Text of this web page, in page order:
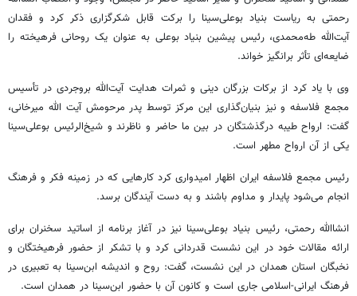
رحمتی به ریاست بنیاد بوعلی‌سینا را برکت قابل شکرگزاری ذکر کرد و فقدان
آیت‌الله طه‌محمدی، رئیس پیشین بنیاد بوعلی به عنوان یک روحانی فرهیخته را
ضایعه‌ای تأثر برانگیز خواند.
وی با یاد کرد از برکات بزرگان دینی و ثمرات هدایت آیت‌الله بروجردی در تأسیس
مجمع فلاسفه و نیز بنیان‌گذاری این مرکز توسط پدر مرحومش آیت الله میرخانی،
گفت: ارواح طیبه درگذشتگان در بین ما حاضر و ناظرند و شیخ‌الرئیس بوعلی‌سینا
یکی از آن ارواح مطهر است.
رئیس مجمع فلاسفه ایران اظهار امیدواری کرد کارهایی که در زمینه فکر و فرهنگ
انجام می‌شود پایدار و مداوم باشند و به دست آیندگان برسد.
انشاالله رحمتی، رئیس بنیاد بوعلی‌سینا نیز در آغاز برنامه از اساتید سخنران برای
ارائه مقالات خود در این نشست قدردانی کرد و با تشکر از حضور فرهیختگان و
نخبگان استان همدان در این نشست، گفت: روح و اندیشه ابن‌سینا به تعبیری در
فرهنگ ایرانی-اسلامی جاری است و کانون آن با حضور ابن‌سینا در همدان است.